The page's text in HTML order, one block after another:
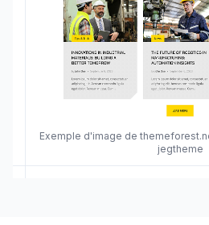
Exemple d'image de
jegtheme